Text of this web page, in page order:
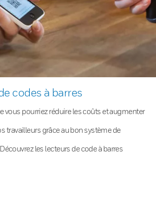
codes à barres
vous pourriez réduire les coûts et augmenter
travailleurs grâce au bon système de
les lecteurs de code à barres